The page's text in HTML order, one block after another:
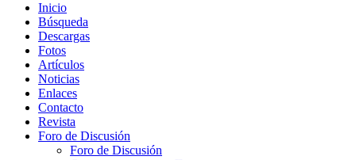
Inicio
Búsqueda
Descargas
Fotos
Artículos
Noticias
Enlaces
Contacto
Revista
Foro de Discusión
Foro de Discusión